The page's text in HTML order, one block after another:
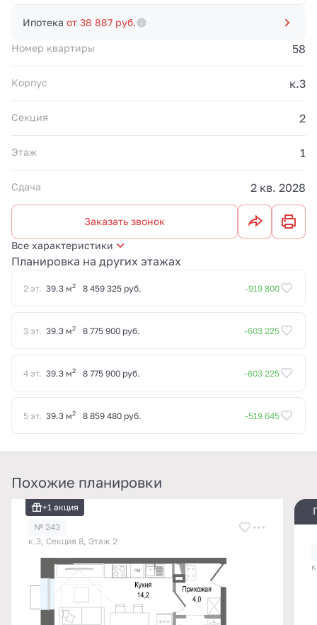
действует до
31.08.2026.
Ипотека от 38 887 руб.
Номер квартиры 58
Корпус к.3
Секция 2
Этаж 1
Сдача 2 кв. 2028
Заказать звонок
Все характеристики
Планировка на других этажах
2 эт. 39.3 м2 8 459 325 руб. -919 800
3 эт. 39.3 м2 8 775 900 руб. -603 225
4 эт. 39.3 м2 8 775 900 руб. -603 225
5 эт. 39.3 м2 8 859 480 руб. -519 645
Похожие планировки
+1 акция
№ 243
к.3, Секция 8, Этаж 2